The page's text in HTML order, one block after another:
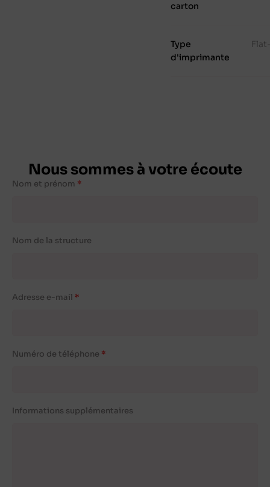
carton
Type
d'imprimante
Nous sommes à votre écoute
Nom et prénom
Nom de la structure
Adresse e-mail
Numéro de téléphone
Informations supplémentaires